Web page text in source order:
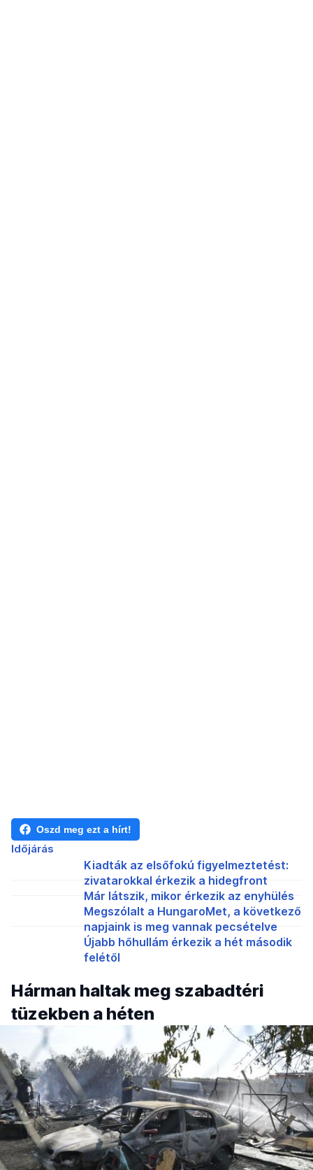
Oszd meg ezt a hírt!
Időjárás
Kiadták az elsőfokú figyelmeztetést:
zivatarokkal érkezik a hidegfront
Már látszik, mikor érkezik az enyhülés
Megszólalt a HungaroMet, a következő
napjaink is meg vannak pecsételve
Újabb hőhullám érkezik a hét második
felétől
Hárman haltak meg szabadtéri
tüzekben a héten